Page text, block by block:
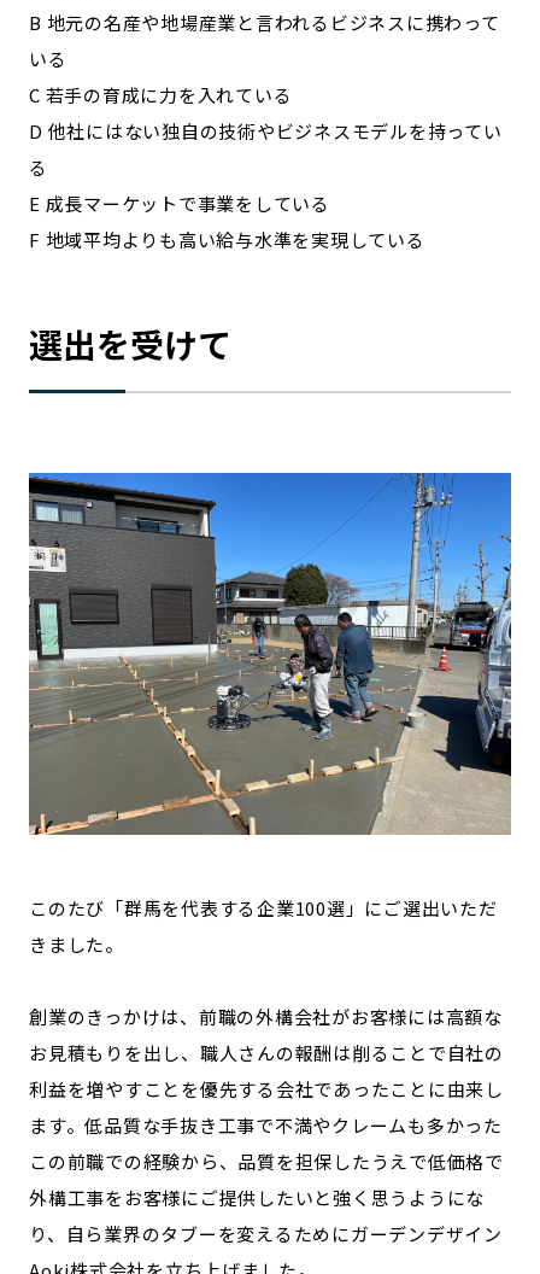
B 地元の名産や地場産業と言われるビジネスに携わって
いる
C 若手の育成に力を入れている
D 他社にはない独自の技術やビジネスモデルを持ってい
る
E 成長マーケットで事業をしている
F 地域平均よりも高い給与水準を実現している
選出を受けて
このたび「群馬を代表する企業100選」にご選出いただ
きました。
創業のきっかけは、前職の外構会社がお客様には高額な
お見積もりを出し、職人さんの報酬は削ることで自社の
利益を増やすことを優先する会社であったことに由来し
ます。低品質な手抜き工事で不満やクレームも多かった
この前職での経験から、品質を担保したうえで低価格で
外構工事をお客様にご提供したいと強く思うようにな
り、自ら業界のタブーを変えるためにガーデンデザイン